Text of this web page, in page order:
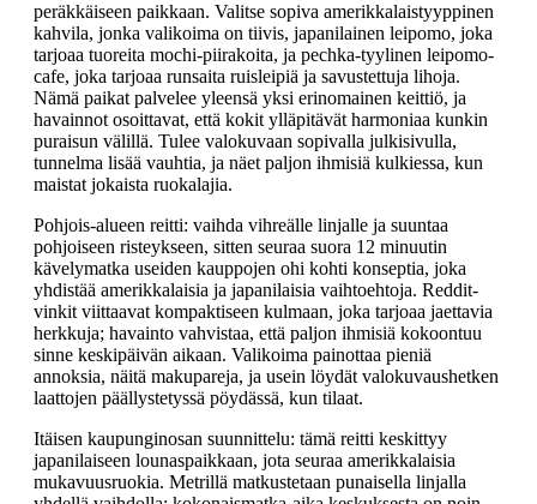
peräkkäiseen paikkaan. Valitse sopiva amerikkalaistyyppinen
kahvila, jonka valikoima on tiivis, japanilainen leipomo, joka
tarjoaa tuoreita mochi-piirakoita, ja pechka-tyylinen leipomo-
cafe, joka tarjoaa runsaita ruisleipiä ja savustettuja lihoja.
Nämä paikat palvelee yleensä yksi erinomainen keittiö, ja
havainnot osoittavat, että kokit ylläpitävät harmoniaa kunkin
puraisun välillä. Tulee valokuvaan sopivalla julkisivulla,
tunnelma lisää vauhtia, ja näet paljon ihmisiä kulkiessa, kun
maistat jokaista ruokalajia.
Pohjois-alueen reitti: vaihda vihreälle linjalle ja suuntaa
pohjoiseen risteykseen, sitten seuraa suora 12 minuutin
kävelymatka useiden kauppojen ohi kohti konseptia, joka
yhdistää amerikkalaisia ja japanilaisia vaihtoehtoja. Reddit-
vinkit viittaavat kompaktiseen kulmaan, joka tarjoaa jaettavia
herkkuja; havainto vahvistaa, että paljon ihmisiä kokoontuu
sinne keskipäivän aikaan. Valikoima painottaa pieniä
annoksia, näitä makupareja, ja usein löydät valokuvaushetken
laattojen päällystetyssä pöydässä, kun tilaat.
Itäisen kaupunginosan suunnittelu: tämä reitti keskittyy
japanilaiseen lounaspaikkaan, jota seuraa amerikkalaisia
mukavuusruokia. Metrillä matkustetaan punaisella linjalla